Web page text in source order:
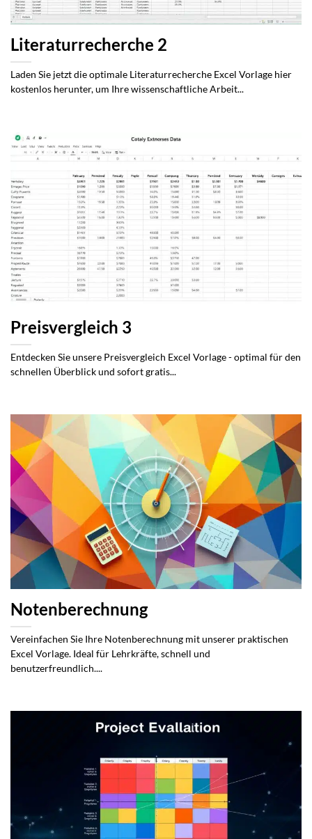
Literaturrecherche 2
Laden Sie jetzt die optimale Literaturrecherche Excel Vorlage hier
kostenlos herunter, um Ihre wissenschaftliche Arbeit...
Preisvergleich 3
Entdecken Sie unsere Preisvergleich Excel Vorlage - optimal für den
schnellen Überblick und sofort gratis...
Notenberechnung
Vereinfachen Sie Ihre Notenberechnung mit unserer praktischen
Excel Vorlage. Ideal für Lehrkräfte, schnell und
benutzerfreundlich....